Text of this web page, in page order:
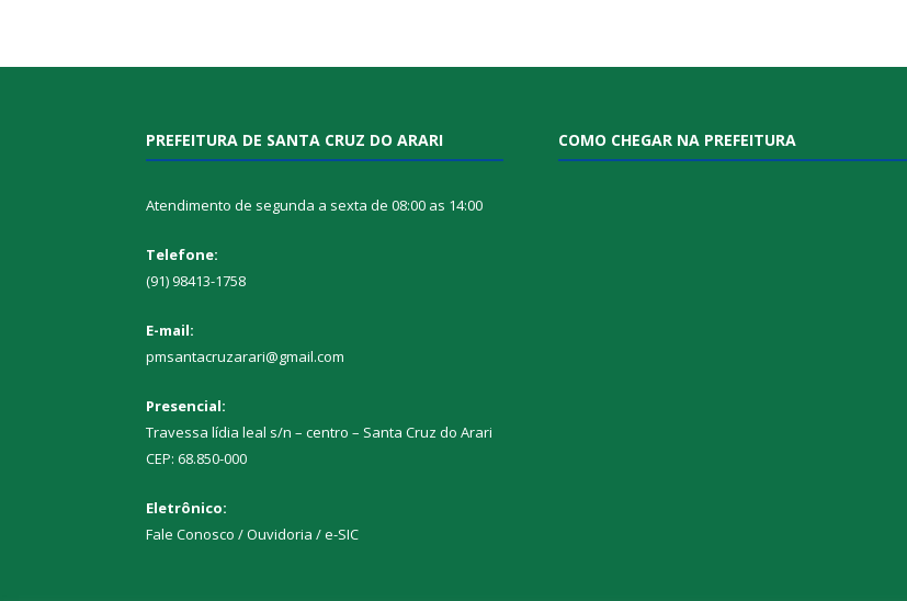
PREFEITURA DE SANTA CRUZ DO ARARI
Atendimento de segunda a sexta de 08:00 as 14:00
Telefone:
(91) 98413-1758
E-mail:
pmsantacruzarari@gmail.com
Presencial:
Travessa lídia leal s/n – centro – Santa Cruz do Arari
CEP: 68.850-000
Eletrônico:
Fale Conosco / Ouvidoria / e-SIC
COMO CHEGAR NA PREFEITURA